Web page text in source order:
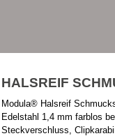
HALSREIF
Modula® Halsreif
Edelstahl 1,4 mm farblos
Steckverschluss,